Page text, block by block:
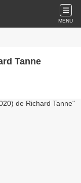
MENU
Tanne